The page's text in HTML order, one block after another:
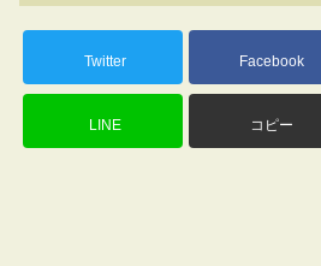
Twitter Facebook
LINE コピー